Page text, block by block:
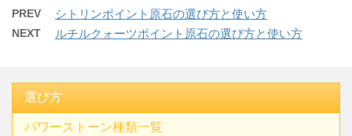
PREV シトリンポイント原石の選び方と使い方
NEXT ルチルクォーツポイント原石の選び方と使い方
選び方
パワーストーン種類一覧